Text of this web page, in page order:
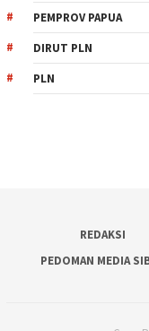
PEMPROV PAPUA
DIRUT PLN
PLN
REDAKSI
PEDOMAN MEDIA